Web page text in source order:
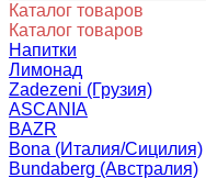
Каталог товаров
Каталог товаров
Напитки
Лимонад
Zadezeni (Грузия)
ASCANIA
BAZR
Bona (Италия/Сицилия)
Bundaberg (Австралия)